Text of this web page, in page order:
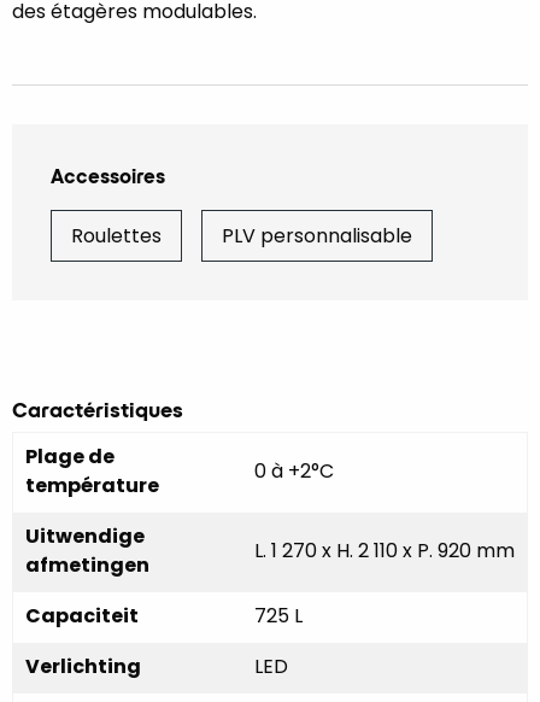
des étagères modulables.
Accessoires
Roulettes PLV personnalisable
Caractéristiques
Plage de
température
0 à +2°C
Uitwendige
afmetingen
L. 1 270 x H. 2 110 x P. 920 mm
Capaciteit
725 L
Verlichting
LED